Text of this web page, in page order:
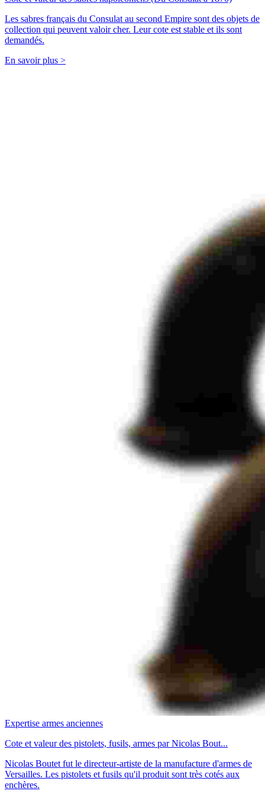
Les sabres français du Consulat au second Empire sont des objets de
collection qui peuvent valoir cher. Leur cote est stable et ils sont
demandés.
En savoir plus >
Expertise armes anciennes
Cote et valeur des pistolets, fusils, armes par Nicolas Bout...
Nicolas Boutet fut le directeur-artiste de la manufacture d'armes de
Versailles. Les pistolets et fusils qu'il produit sont très cotés aux
enchères.